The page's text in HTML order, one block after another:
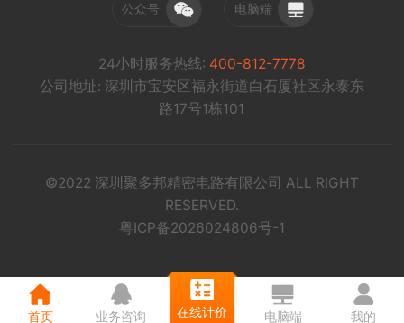
公众号 电脑端
24小时服务热线: 400-812-7778
公司地址: 深圳市宝安区福永街道白石厦社区永泰东
路17号1栋101
©2022 深圳聚多邦精密电路有限公司 ALL RIGHT
RESERVED.
粤ICP备2026024806号-1
首页 业务咨询 在线计价 电脑端 我的